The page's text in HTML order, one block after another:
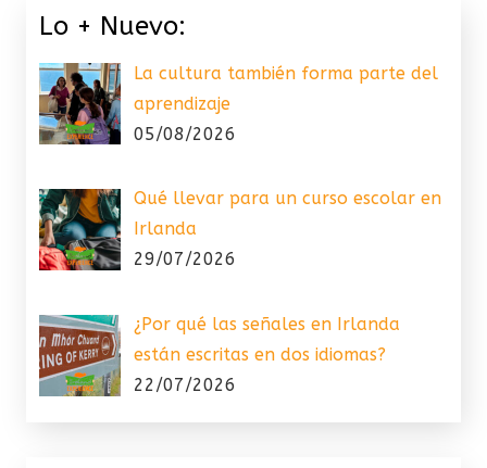
Lo + Nuevo:
La cultura también forma parte del
aprendizaje
05/08/2026
Qué llevar para un curso escolar en
Irlanda
29/07/2026
¿Por qué las señales en Irlanda
están escritas en dos idiomas?
22/07/2026